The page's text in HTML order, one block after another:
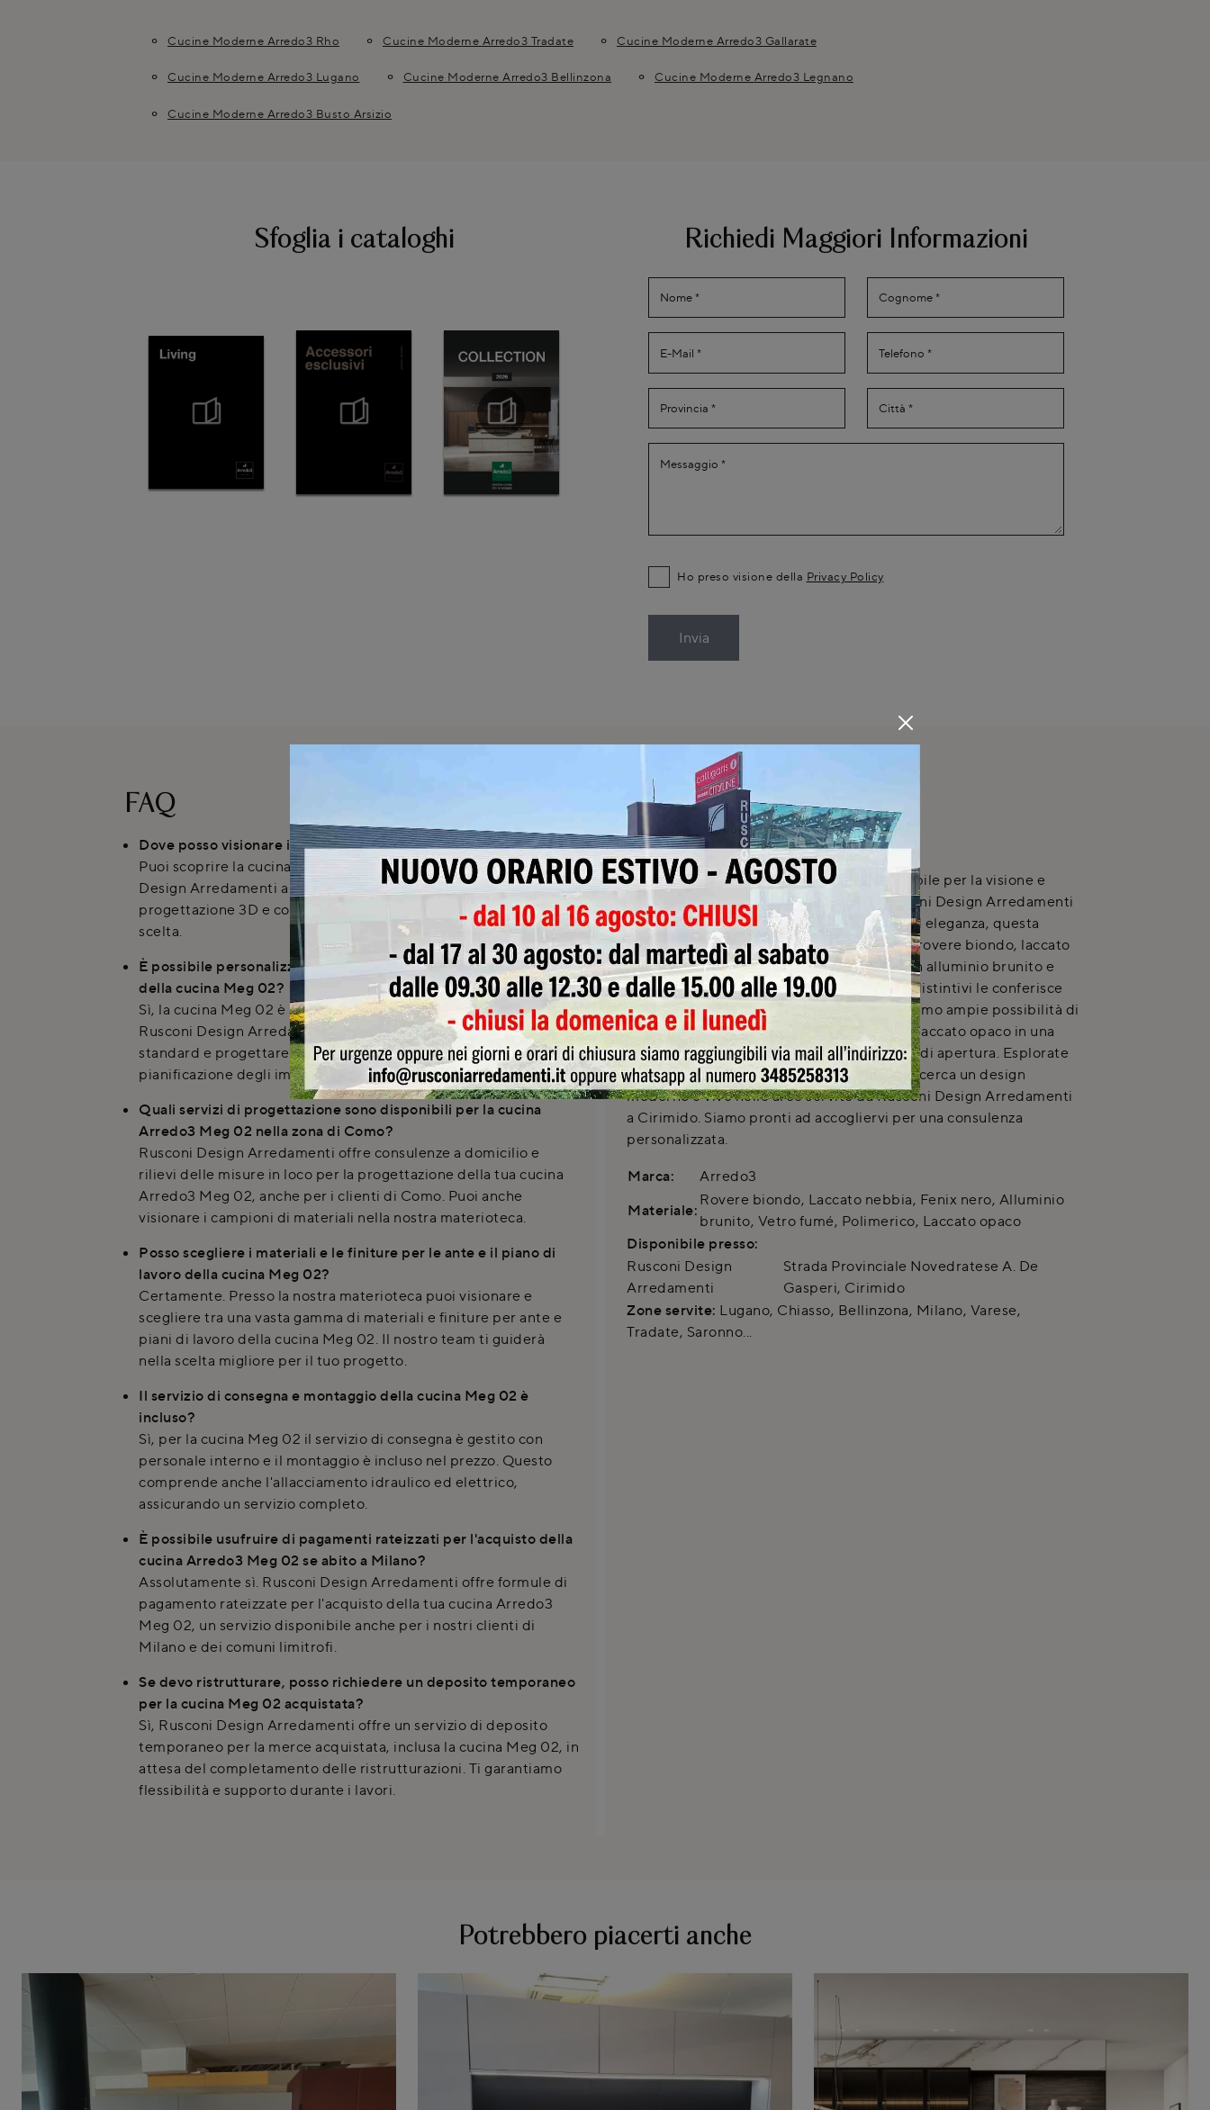
Cucine Moderne Arredo3 Rho Cucine Moderne Arredo3 Tradate Cucine Moderne Arredo3 Gallarate
Cucine Moderne Arredo3 Lugano Cucine Moderne Arredo3 Bellinzona Cucine Moderne Arredo3 Legnano
Cucine Moderne Arredo3 Busto Arsizio
Sfoglia i cataloghi Richiedi Maggiori Informazioni
Ho preso visione della Privacy Policy
Invia
FAQ
Dove posso visionare il modello Meg 02 di Arredo3 a Cirimido?
Puoi scoprire la cucina Meg 02 di Arredo3 presso Rusconi
Design Arredamenti a Cirimido. Offriamo servizi di
progettazione 3D e consulenze personalizzate per aiutarti nella
scelta.
È possibile personalizzare le dimensioni e la configurazione
della cucina Meg 02?
Sì, la cucina Meg 02 è altamente personalizzabile. Presso
Rusconi Design Arredamenti è possibile adattare le dimensioni
standard e progettare la configurazione ideale, inclusa la
pianificazione degli impianti elettrici e idraulici.
Quali servizi di progettazione sono disponibili per la cucina
Arredo3 Meg 02 nella zona di Como?
Rusconi Design Arredamenti offre consulenze a domicilio e
rilievi delle misure in loco per la progettazione della tua cucina
Arredo3 Meg 02, anche per i clienti di Como. Puoi anche
visionare i campioni di materiali nella nostra materioteca.
Posso scegliere i materiali e le finiture per le ante e il piano di
lavoro della cucina Meg 02?
Certamente. Presso la nostra materioteca puoi visionare e
scegliere tra una vasta gamma di materiali e finiture per ante e
piani di lavoro della cucina Meg 02. Il nostro team ti guiderà
nella scelta migliore per il tuo progetto.
Il servizio di consegna e montaggio della cucina Meg 02 è
incluso?
Sì, per la cucina Meg 02 il servizio di consegna è gestito con
personale interno e il montaggio è incluso nel prezzo. Questo
comprende anche l'allacciamento idraulico ed elettrico,
assicurando un servizio completo.
È possibile usufruire di pagamenti rateizzati per l'acquisto della
cucina Arredo3 Meg 02 se abito a Milano?
Assolutamente sì. Rusconi Design Arredamenti offre formule di
pagamento rateizzate per l'acquisto della tua cucina Arredo3
Meg 02, un servizio disponibile anche per i nostri clienti di
Milano e dei comuni limitrofi.
Se devo ristrutturare, posso richiedere un deposito temporaneo
per la cucina Meg 02 acquistata?
Sì, Rusconi Design Arredamenti offre un servizio di deposito
temporaneo per la merce acquistata, inclusa la cucina Meg 02, in
attesa del completamento delle ristrutturazioni. Ti garantiamo
flessibilità e supporto durante i lavori.
SCHEDA TECNICA
Meg 02
La cucina Meg 02 di Arredo3 è ora disponibile per la visione e
l'acquisto presso il nostro showroom Rusconi Design Arredamenti
a Cirimido. Un'espressione di modernità ed eleganza, questa
cucina è caratterizzata dall'uso sapiente di rovere biondo, laccato
nebbia e Fenix nero, con dettagli raffinati in alluminio brunito e
vetro fumé. L'anta a telaio con bassorilievi distintivi le conferisce
un carattere unico e contemporaneo. Offriamo ampie possibilità di
personalizzazione con ante in polimerico o laccato opaco in una
vasta gamma di 33 colori, e diverse opzioni di apertura. Esplorate
le nostre offerte esclusive, pensate per chi cerca un design
moderno e vive nelle aree servite da Rusconi Design Arredamenti
a Cirimido. Siamo pronti ad accogliervi per una consulenza
personalizzata.
Marca:
Arredo3
Materiale:
Rovere biondo, Laccato nebbia, Fenix nero, Alluminio
brunito, Vetro fumé, Polimerico, Laccato opaco
Disponibile presso:
Rusconi Design
Arredamenti
Strada Provinciale Novedratese A. De
Gasperi, Cirimido
Zone servite: Lugano, Chiasso, Bellinzona, Milano, Varese,
Tradate, Saronno...
Potrebbero piacerti anche